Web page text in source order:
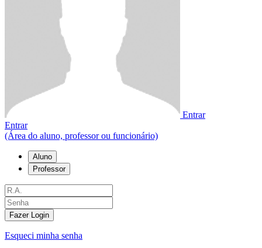
Entrar
Entrar
(Área do aluno, professor ou funcionário)
Aluno
Professor
Fazer Login
Esqueci minha senha